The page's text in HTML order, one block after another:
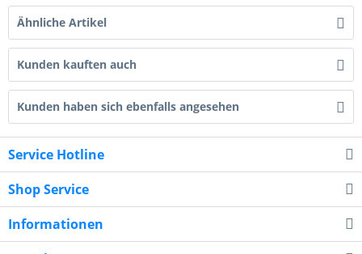
Ähnliche Artikel
Kunden kauften auch
Kunden haben sich ebenfalls angesehen
Service Hotline
Shop Service
Informationen